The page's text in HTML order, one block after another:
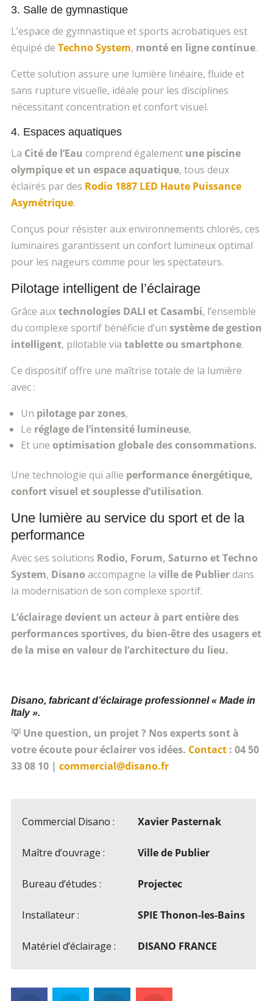
3. Salle de gymnastique
L’espace de gymnastique et sports acrobatiques est
équipé de Techno System, monté en ligne continue.
Cette solution assure une lumière linéaire, fluide et
sans rupture visuelle, idéale pour les disciplines
nécessitant concentration et confort visuel.
4. Espaces aquatiques
La Cité de l’Eau comprend également une piscine
olympique et un espace aquatique, tous deux
éclairés par des Rodio 1887 LED Haute Puissance
Asymétrique.
Conçus pour résister aux environnements chlorés, ces
luminaires garantissent un confort lumineux optimal
pour les nageurs comme pour les spectateurs.
Pilotage intelligent de l’éclairage
Grâce auxtechnologies DALI et Casambi, l’ensemble
du complexe sportif bénéficie d’un système de gestion
intelligent, pilotable via tablette ou smartphone.
Ce dispositif offre une maîtrise totale de la lumière
avec :
Un pilotage par zones,
Le réglage de l’intensité lumineuse,
Et une optimisation globale des consommations.
Une technologie qui allie performanceénergétique,
confort visuel et souplesse d’utilisation.
Une lumière au service du sport et de la
performance
Avec ses solutions Rodio, Forum, Saturno et Techno
System, Disano accompagne la ville de Publierdans
la modernisation de son complexe sportif.
L’éclairage devient un acteur à part entière des
performances sportives, du bien-être des usagers et
de la mise en valeur de l’architecture du lieu.
Disano, fabricant d’éclairage professionnel « Made in
Italy ».
💡 Une question, un projet ? Nos experts sont à
votre écoute pour éclairer vos idées. Contact: 04 50
33 08 10 | commercial@disano.fr
Commercial Disano : Xavier Pasternak
Maître d’ouvrage : Ville de Publier
Bureau d’études : Projectec
Installateur : SPIE Thonon-les-Bains
Matériel d’éclairage : DISANO FRANCE